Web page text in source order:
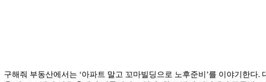
구해줘 부동산에서는 ‘아파트 말고 꼬마빌딩으로 노후준비’를 이야기한